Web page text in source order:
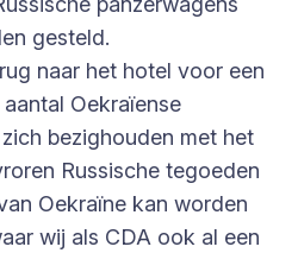
gesteld.
naar het hotel voor een
Oekraïense
bezighouden met het
Russische tegoeden
Oekraïne kan worden
wij als CDA ook al een